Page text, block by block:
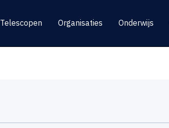
Telescopen Organisaties Onderwijs